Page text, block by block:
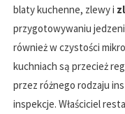
blaty kuchenne, zlewy i
przygotowywaniu
również w czystości
kuchniach są przecież
przez różnego rodzaju
inspekcje. Właściciel